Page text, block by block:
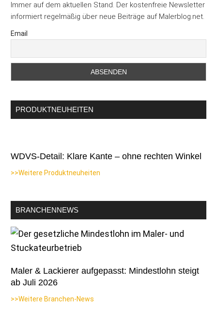
Immer auf dem aktuellen Stand. Der kostenfreie Newsletter
informiert regelmäßig über neue Beiträge auf Malerblog.net.
Email
PRODUKTNEUHEITEN
WDVS-Detail: Klare Kante – ohne rechten Winkel
>>Weitere Produktneuheiten
BRANCHENNEWS
Maler & Lackierer aufgepasst: Mindestlohn steigt
ab Juli 2026
>>Weitere Branchen-News